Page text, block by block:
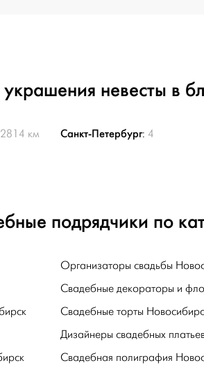
невесты в
2814 км Санкт-Петербург: 4
подрядчики по
Организаторы свадьбы
Свадебные декораторы и
Свадебные торты
Дизайнеры свадебных
Свадебная полиграфия